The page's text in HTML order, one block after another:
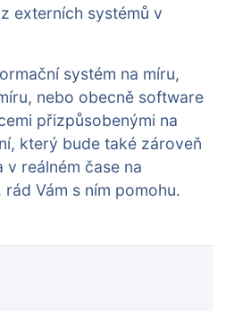
externích systémů v
systém na míru,
nebo obecně software
přizpůsobenými na
který bude také zároveň
reálném čase na
Vám s ním pomohu.